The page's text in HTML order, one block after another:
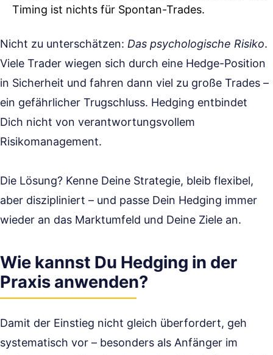
Timing ist nichts für Spontan-Trades.
Nicht zu unterschätzen: Das psychologische Risiko.
Viele Trader wiegen sich durch eine Hedge-Position
in Sicherheit und fahren dann viel zu große Trades –
ein gefährlicher Trugschluss. Hedging entbindet
Dich nicht von verantwortungsvollem
Risikomanagement.
Die Lösung? Kenne Deine Strategie, bleib flexibel,
aber diszipliniert – und passe Dein Hedging immer
wieder an das Marktumfeld und Deine Ziele an.
Wie kannst Du Hedging in der
Praxis anwenden?
Damit der Einstieg nicht gleich überfordert, geh
systematisch vor – besonders als Anfänger im